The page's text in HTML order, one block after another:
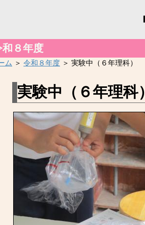
和８年度
ム ＞ 令和８年度 ＞ 実験中（６年理科）
実験中（６年理科）